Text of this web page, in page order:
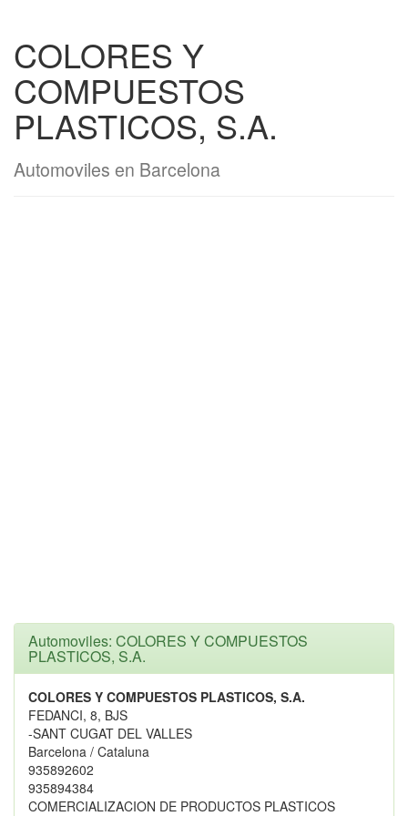
COLORES Y
COMPUESTOS
PLASTICOS, S.A.
Automoviles en Barcelona
Automoviles: COLORES Y COMPUESTOS
PLASTICOS, S.A.
COLORES Y COMPUESTOS PLASTICOS, S.A.
FEDANCI, 8, BJS
-SANT CUGAT DEL VALLES
Barcelona / Cataluna
935892602
935894384
COMERCIALIZACION DE PRODUCTOS PLASTICOS